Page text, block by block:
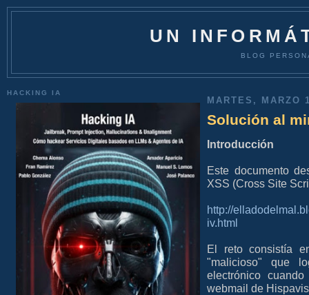
UN
BLOG
HACKING IA
MARTES, MARZO
Solución al
Introducción
Este documento
XSS (Cross Site
http://
iv.html
El reto consistía
"malicioso" que
electrónico
webmail de